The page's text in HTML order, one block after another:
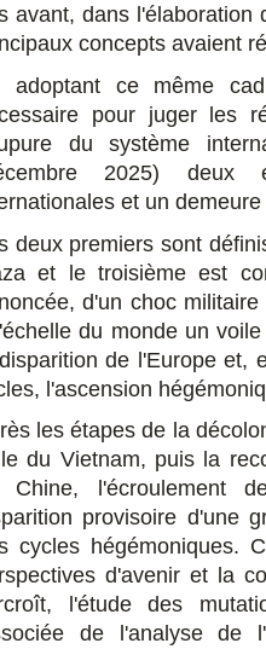
avant, dans
concepts avaient
adoptant ce même
pour juger les
du système
2025) deux
et un
deux premiers sont
et le troisième est
d'un choc
du monde un
de l'Europe et,
l'ascension
les étapes de la
du Vietnam, puis la
Chine, l'écroulement
provisoire d'une
cycles hégémoniques.
d'avenir et la
l'étude des
de l'analyse de